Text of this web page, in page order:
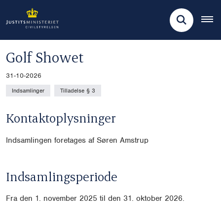
Golf Showet
31-10-2026
Indsamlinger Tilladelse § 3
Kontaktoplysninger
Indsamlingen foretages af Søren Amstrup
Indsamlingsperiode
Fra den 1. november 2025 til den 31. oktober 2026.